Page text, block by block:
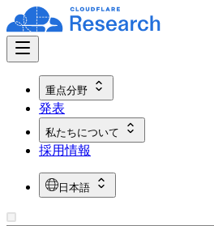
重点分野
発表
私たちについて
採用情報
日本語